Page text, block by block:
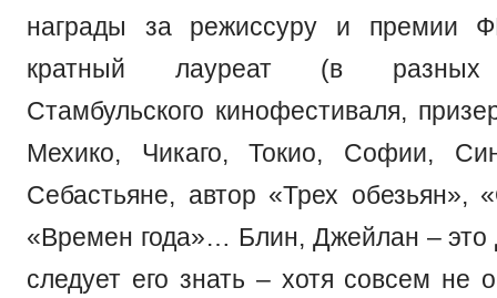
награды за режиссуру и премии
кратный лауреат (в разных
Стамбульского кинофестиваля,
Мехико, Чикаго, Токио, Софии,
Себастьяне, автор «Трех обезьян»,
«Времен года»… Блин, Джейлан –
следует его знать – хотя совсем не